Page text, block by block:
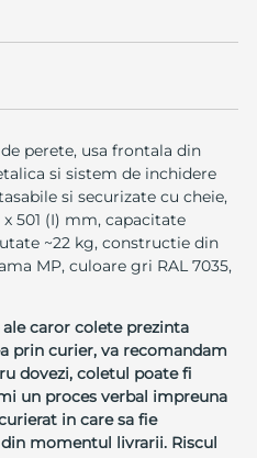
perete, usa frontala din
si sistem de inchidere
si securizate cu cheie,
501 (I) mm, capacitate
~22 kg, constructie din
MP, culoare gri RAL 7035,
ale caror colete prezinta
prin curier, va recomandam
dovezi, coletul poate fi
un proces verbal impreuna
in care sa fie
momentul livrarii. Riscul